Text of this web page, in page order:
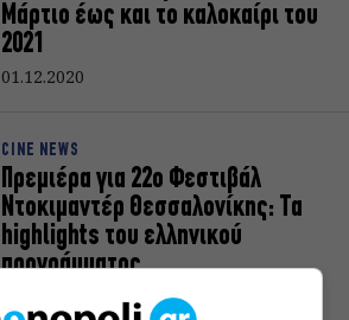
Μάρτιο έως και το καλοκαίρι του
2021
01.12.2020
CINE NEWS
Πρεμιέρα για 22ο Φεστιβάλ
Ντοκιμαντέρ Θεσσαλονίκης: Τα
highlights του ελληνικού
προγράμματος